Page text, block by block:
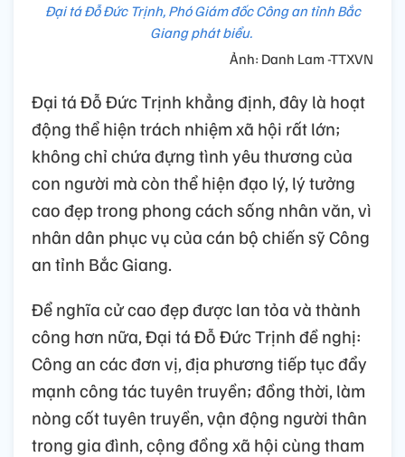
Đại tá Đỗ Đức Trịnh, Phó Giám đốc Công an tỉnh Bắc
Giang phát biểu.
Ảnh: Danh Lam -TTXVN
Đại tá Đỗ Đức Trịnh khẳng định, đây là hoạt
động thể hiện trách nhiệm xã hội rất lớn;
không chỉ chứa đựng tình yêu thương của
con người mà còn thể hiện đạo lý, lý tưởng
cao đẹp trong phong cách sống nhân văn, vì
nhân dân phục vụ của cán bộ chiến sỹ Công
an tỉnh Bắc Giang.
Để nghĩa cử cao đẹp được lan tỏa và thành
công hơn nữa, Đại tá Đỗ Đức Trịnh đề nghị:
Công an các đơn vị, địa phương tiếp tục đẩy
mạnh công tác tuyên truyền; đồng thời, làm
nòng cốt tuyên truyền, vận động người thân
trong gia đình, cộng đồng xã hội cùng tham